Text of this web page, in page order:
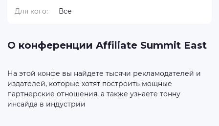
Для кого: Все
О конференции Affiliate Summit East
На этой конфе ​​вы найдете тысячи рекламодателей и
издателей, которые хотят построить мощные
партнерские отношения, а также узнаете тонну